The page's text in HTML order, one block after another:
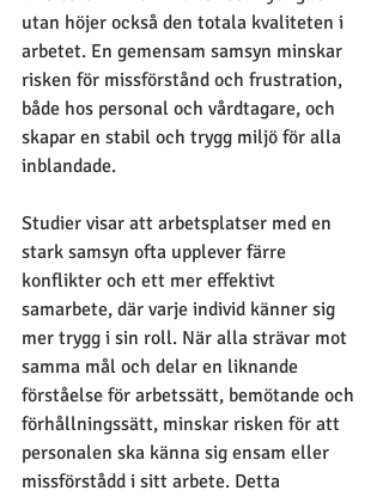
utan höjer också den totala kvaliteten i
arbetet. En gemensam samsyn minskar
risken för missförstånd och frustration,
både hos personal och vårdtagare, och
skapar en stabil och trygg miljö för alla
inblandade.
Studier visar att arbetsplatser med en
stark samsyn ofta upplever färre
konflikter och ett mer effektivt
samarbete, där varje individ känner sig
mer trygg i sin roll. När alla strävar mot
samma mål och delar en liknande
förståelse för arbetssätt, bemötande och
förhållningssätt, minskar risken för att
personalen ska känna sig ensam eller
missförstådd i sitt arbete. Detta